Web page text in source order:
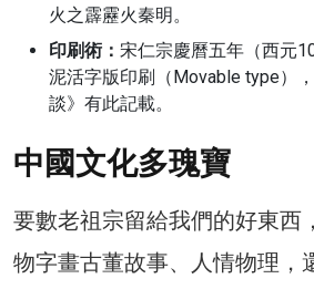
火之霹靂火秦明。
印刷術： 宋仁宗慶曆五年（西元
泥活字版印刷（Movable type）
談》有此記載。
中國文化多瑰寶
要數老祖宗留給我們的好東西
物字畫古董故事、人情物理，